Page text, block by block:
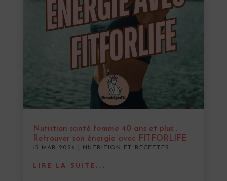
Nutrition santé femme 40 ans et plus :
Retrouver son énergie avec FITFORLIFE
15 MAR 2026 NUTRITION ET RECETTES
LIRE LA SUITE...